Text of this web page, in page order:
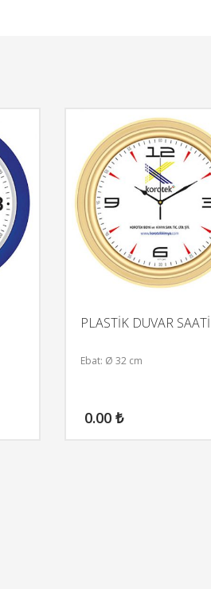
PLASTİK DUVAR SAATİ
Ebat: Ø 32 cm
0.00 ₺